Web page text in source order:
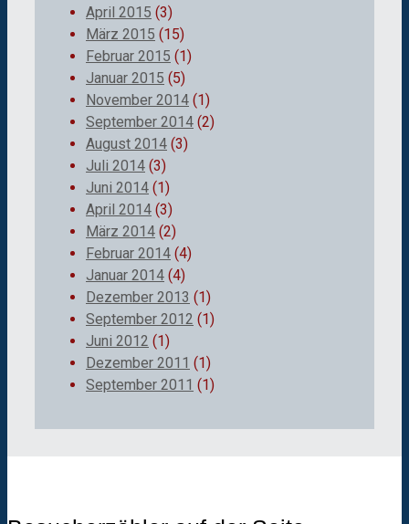
April 2015 (3)
März 2015 (15)
Februar 2015 (1)
Januar 2015 (5)
November 2014 (1)
September 2014 (2)
August 2014 (3)
Juli 2014 (3)
Juni 2014 (1)
April 2014 (3)
März 2014 (2)
Februar 2014 (4)
Januar 2014 (4)
Dezember 2013 (1)
September 2012 (1)
Juni 2012 (1)
Dezember 2011 (1)
September 2011 (1)